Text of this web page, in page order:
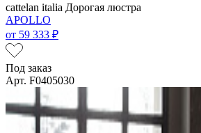
cattelan italia Дорогая люстра
APOLLO
от 59 333 ₽
Под заказ
Арт. F0405030